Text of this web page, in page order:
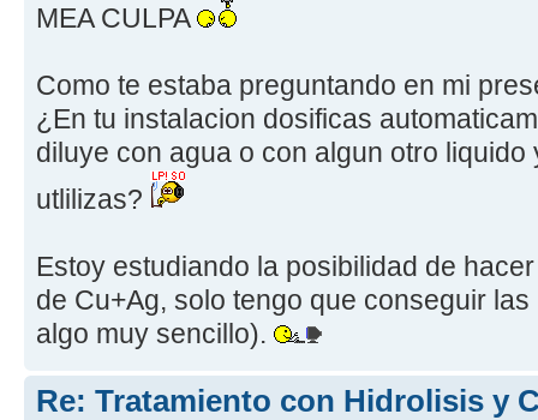
MEA CULPA
Como te estaba preguntando en mi
¿En tu instalacion dosificas
diluye con agua o con algun otro
utlilizas?
Estoy estudiando la posibilidad de
de Cu+Ag, solo tengo que conseguir
algo muy sencillo).
Re: Tratamiento con Hidrolisis y